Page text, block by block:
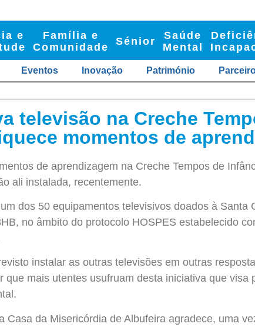
e
Família e
Comunidade
Sénior
Saúde
Mental
Eventos Inovação Património
televisão na Creche
momentos de
de aprendizagem na Creche Tempos de
ali instalada, recentemente.
dos 50 equipamentos televisivos doados à Santa
no âmbito do protocolo HOSPES estabelecido
instalar as outras televisões em outras
que mais utentes usufruam desta iniciativa que visa
Casa da Misericórdia de Albufeira agradece, uma